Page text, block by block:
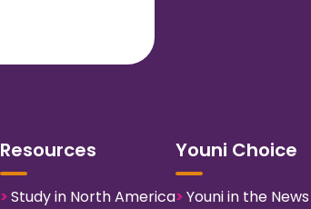
Resources
>Study in North America
Youni Choice
>Youni in the News